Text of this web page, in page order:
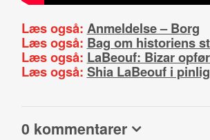
Læs også: Anmeldelse – Borg
Læs også: Bag om historiens
Læs også: LaBeouf: Bizar
Læs også: Shia LaBeouf i
0 kommentarer